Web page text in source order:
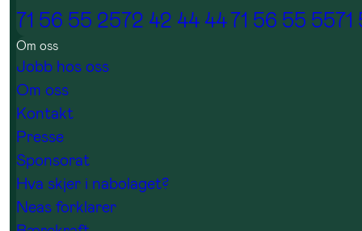
71 56 55 2572 42 44 4471 56 55 55
Om oss
Jobb hos oss
Om oss
Kontakt
Presse
Sponsorat
Hva skjer i nabolaget?
Neas forklarer